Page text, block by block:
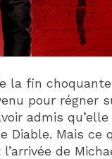
la fin
pour régner
admis qu’elle
Diable. Mais ce
de